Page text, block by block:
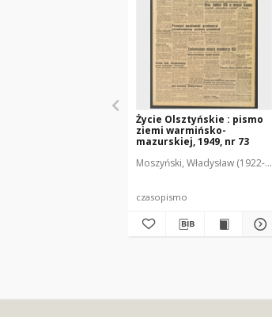
Życie Olsztyńskie : pismo
ziemi warmińsko-
mazurskiej, 1949, nr 73
Moszyński, Władysław (1922-
czasopismo